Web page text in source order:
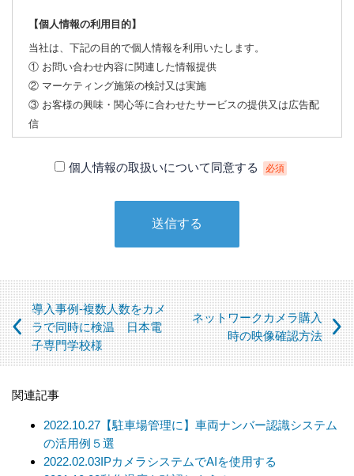
【個人情報の利用目的】
当社は、下記の目的で個人情報を利用いたします。
① お問い合わせ内容に関連した情報提供
② マーケティング施策の検討又は実施
③ お客様の興味・関心等に合わせたサービスの提供又は広告配
信
当社は、下記の場合を除いて個人情報を第三者に提供すること
（この場合においても、適切な社内手続を経て行います）
【個人情報の取扱いを委託する場合について】
当社は、利用目的の達成に必要な範囲内において個人情報の取
扱いを第三者に委託する場合があります。この場合、法令及び
す。委託先に対しては個人情報の適切な取扱いを監督指導しま
す。
【個人情報の開示等の請求について】
個人情報の取扱いについて同意する 必須
導入事例-複数人数をカメ
ラで同時に検温 日本電
子専門学校様
ネットワークカメラ購入
時の映像確認方法
関連記事
2022.10.27 【駐車場管理に】車両ナンバー認識システム
の活用例５選
2022.02.03IPカメラシステムでAIを使用する